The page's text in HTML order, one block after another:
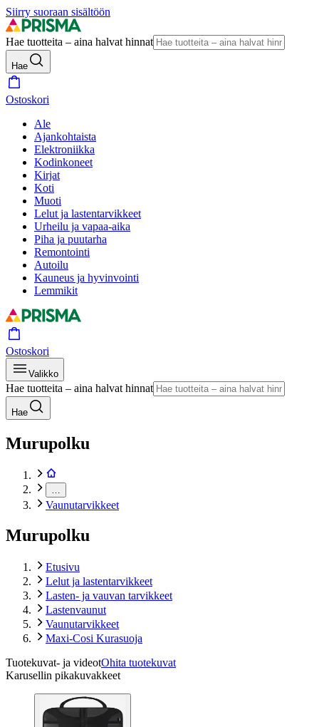
Siirry suoraan sisältöön
Hae tuotteita – aina halvat hinnat
Hae
Ostoskori
Ale
Ajankohtaista
Elektroniikka
Kodinkoneet
Kirjat
Koti
Muoti
Lelut ja lastentarvikkeet
Urheilu ja vapaa-aika
Piha ja puutarha
Remontointi
Autoilu
Kauneus ja hyvinvointi
Lemmikit
Ostoskori
Valikko
Hae tuotteita – aina halvat hinnat
Hae
Murupolku
Vaunutarvikkeet
Murupolku
Etusivu
Lelut ja lastentarvikkeet
Lasten- ja vauvan tarvikkeet
Lastenvaunut
Vaunutarvikkeet
Maxi-Cosi Kurasuoja
Tuotekuvat- ja videotOhita tuotekuvat
Karusellin pikakuvakkeet